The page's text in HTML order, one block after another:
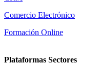
Comercio Electrónico
Formación Online
Plataformas Sectores